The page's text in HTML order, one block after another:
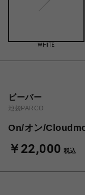
WHITE
ビーバー
池袋PARCO
On/オン/
￥22,000 税込